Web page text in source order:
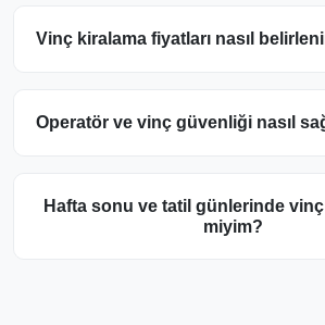
Vinç kiralama fiyatları nasıl
Operatör ve vinç güvenliği nasıl
Hafta sonu ve tatil günlerinde
miyim?